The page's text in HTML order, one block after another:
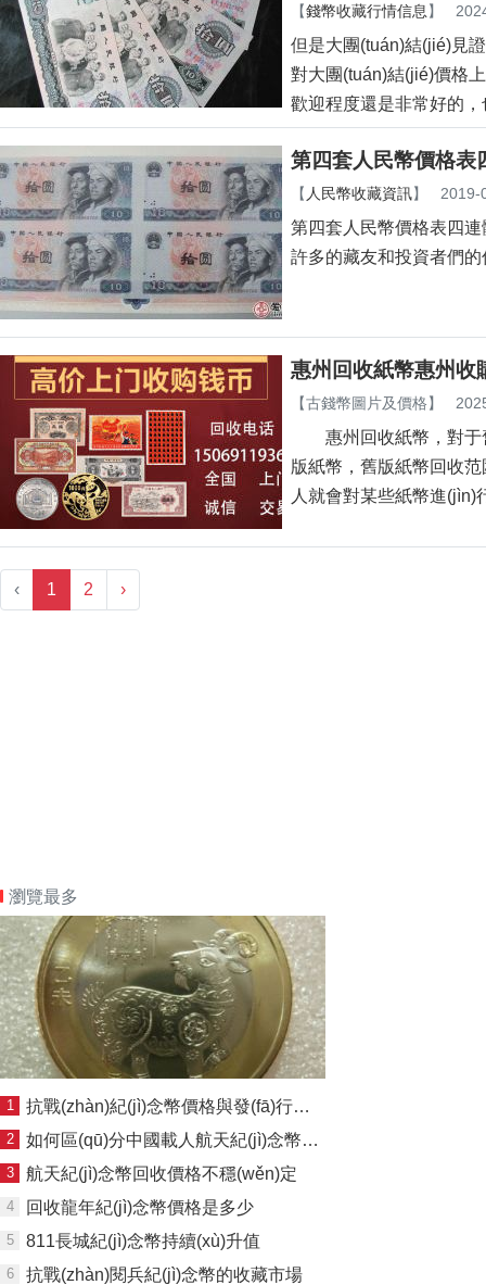
【錢幣收藏行情信息 】
但是大團(tuán)結(jié)見證
對大團(tuán)結(jié)價格上
歡迎程度還是非常好的，
第四套人民幣價格表
【 人民幣收藏資訊】 2019-
第四套人民幣價格表四
許多的藏友和投資者們的
惠州回收紙幣惠州收
【古錢幣圖片及價格】
惠州回收紙幣，對于
版紙幣，舊版紙幣回收范
人就會對某些紙幣進(jìn)
‹ 1 2 ›
瀏覽最多
1 抗戰(zhàn)紀(jì)念幣價格與發(fā)行量和觀賞性有關(guān)系
2 如何區(qū)分中國載人航天紀(jì)念幣真假
3 航天紀(jì)念幣回收價格不穩(wěn)定
4 回收龍年紀(jì)念幣價格是多少
5 811長城紀(jì)念幣持續(xù)升值
6 抗戰(zhàn)閱兵紀(jì)念幣的收藏市場